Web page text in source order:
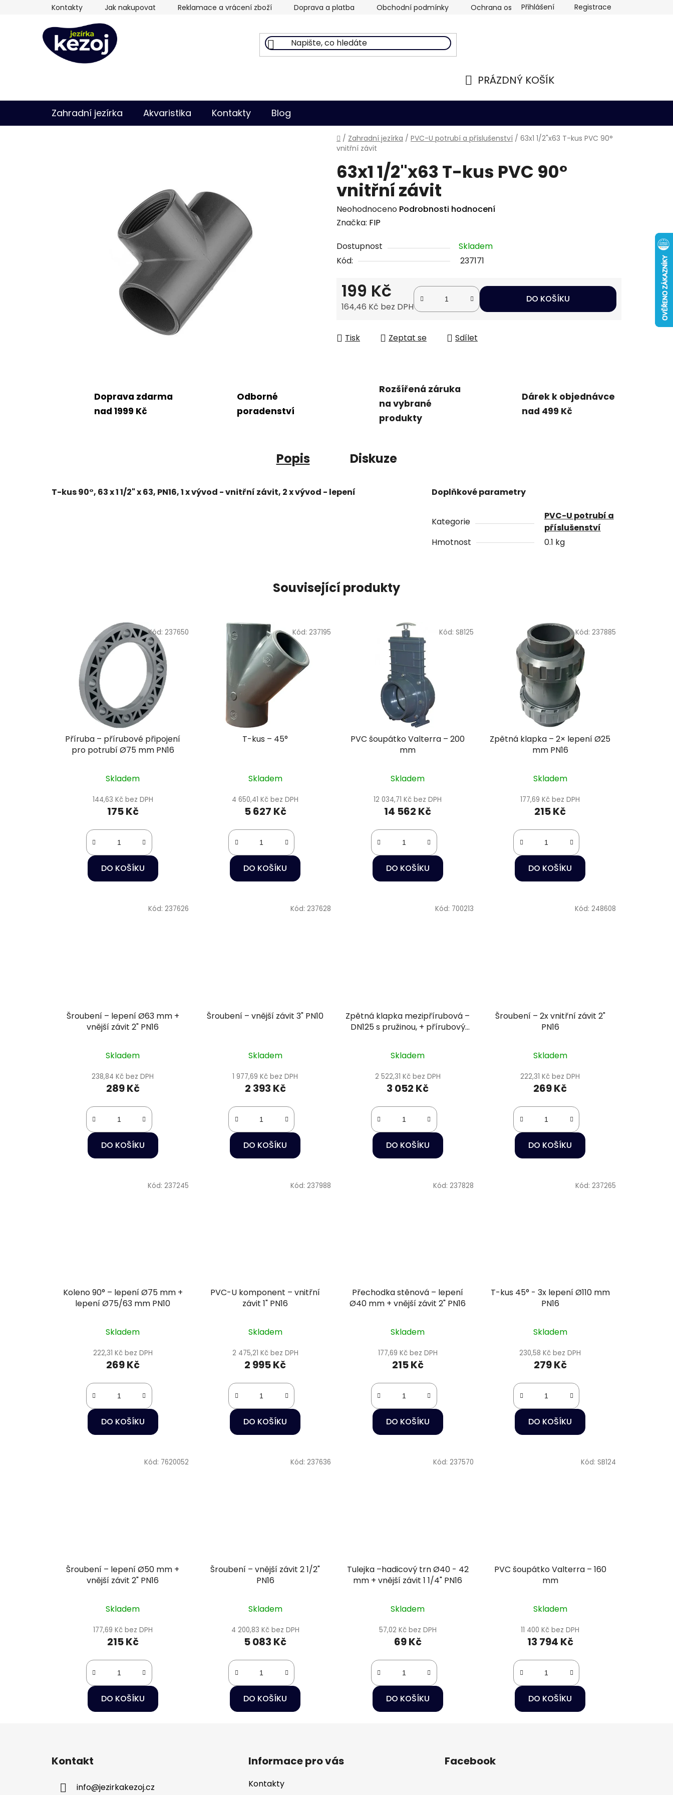
Kontakty Jak nakupovat Reklamace a vrácení zboží Doprava a platba Obchodní podmínky Ochrana osobních údajů
Přihlášení Registrace
PRÁZDNÝ KOŠÍK
Zahradní jezírka Akvaristika Kontakty Blog
Domů
/ Zahradní jezírka / PVC-U potrubí a příslušenství / 63x1 1/2"x63 T-kus PVC 90°
vnitřní závit
63x1 1/2"x63 T-kus PVC 90°
vnitřní závit
Průměrné
hodnocení
je
0,0
hvězdiček.
Neohodnoceno Podrobnosti hodnocení
Značka: FIP
Dostupnost
Skladem
Kód:
237171
199 Kč
164,46 Kč bez DPH
DO KOŠÍKU
Tisk Zeptat se Sdílet
Doprava zdarma
nad 1999 Kč
Odborné
poradenství
Rozšířená záruka
na vybrané
produkty
Dárek k objednávce
nad 499 Kč
Popis Diskuze
T-kus 90°, 63 x 1 1/2" x 63, PN16, 1 x vývod - vnitřní závit, 2 x vývod - lepení Doplňkové parametry
Kategorie
PVC-U potrubí a
příslušenství
Hmotnost
0.1 kg
Související produkty
Příruba – přírubové připojení
pro potrubí Ø75 mm PN16
Skladem
144,63 Kč bez DPH
175 Kč
DO KOŠÍKU
Kód: 237650
T-kus – 45°
Skladem
4 650,41 Kč bez DPH
5 627 Kč
DO KOŠÍKU
Kód: 237195
PVC šoupátko Valterra – 200
mm
Skladem
12 034,71 Kč bez DPH
14 562 Kč
DO KOŠÍKU
Kód: SB125
Zpětná klapka – 2× lepení Ø25
mm PN16
Skladem
177,69 Kč bez DPH
215 Kč
DO KOŠÍKU
Kód: 237885
Šroubení – lepení Ø63 mm +
vnější závit 2" PN16
Skladem
238,84 Kč bez DPH
289 Kč
DO KOŠÍKU
Kód: 237626
Šroubení – vnější závit 3" PN10
Skladem
1 977,69 Kč bez DPH
2 393 Kč
DO KOŠÍKU
Kód: 237628
Zpětná klapka mezipřírubová –
DN125 s pružinou, + přírubový
Skladem
2 522,31 Kč bez DPH
3 052 Kč
DO KOŠÍKU
Kód: 700213
Šroubení – 2x vnitřní závit 2"
PN16
Skladem
222,31 Kč bez DPH
269 Kč
DO KOŠÍKU
Kód: 248608
Koleno 90° – lepení Ø75 mm +
lepení Ø75/63 mm PN10
Skladem
222,31 Kč bez DPH
269 Kč
DO KOŠÍKU
Kód: 237245
PVC-U komponent – vnitřní
závit 1" PN16
Skladem
2 475,21 Kč bez DPH
2 995 Kč
DO KOŠÍKU
Kód: 237988
Přechodka stěnová – lepení
Ø40 mm + vnější závit 2" PN16
Skladem
177,69 Kč bez DPH
215 Kč
DO KOŠÍKU
Kód: 237828
T-kus 45° - 3x lepení Ø110 mm
PN16
Skladem
230,58 Kč bez DPH
279 Kč
DO KOŠÍKU
Kód: 237265
Šroubení – lepení Ø50 mm +
vnější závit 2" PN16
Skladem
177,69 Kč bez DPH
215 Kč
DO KOŠÍKU
Kód: 7620052
Šroubení – vnější závit 2 1/2"
PN16
Skladem
4 200,83 Kč bez DPH
5 083 Kč
DO KOŠÍKU
Kód: 237636
Tulejka –hadicový trn Ø40 - 42
mm + vnější závit 1 1/4" PN16
Skladem
57,02 Kč bez DPH
69 Kč
DO KOŠÍKU
Kód: 237570
PVC šoupátko Valterra – 160
mm
Skladem
11 400 Kč bez DPH
13 794 Kč
DO KOŠÍKU
Kód: SB124
Kontakt
info@jezirkakezoj.cz
Informace pro vás
Kontakty
Facebook